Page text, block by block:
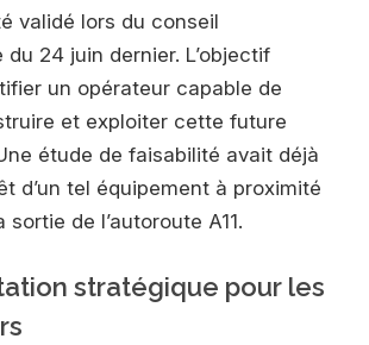
validé lors du conseil
24 juin dernier. L’objectif
un opérateur capable de
et exploiter cette future
étude de faisabilité avait déjà
d’un tel équipement à proximité
de l’autoroute A11.
stratégique pour les